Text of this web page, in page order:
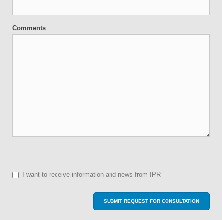
Comments
I want to receive information and news from IPR
SUBMIT REQUEST FOR CONSULTATION